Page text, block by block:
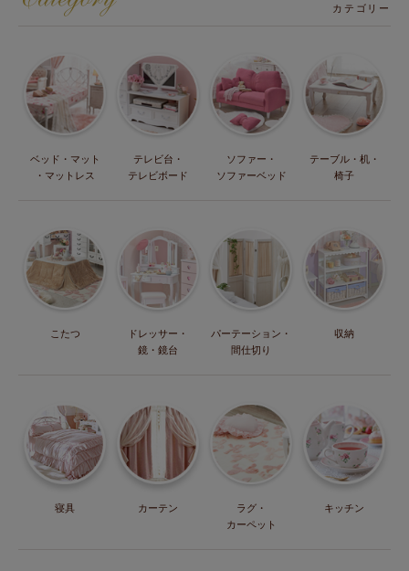
カテゴリー
ベッド・マット
・マットレス
テレビ台・
テレビボード
ソファー・
ソファーベッド
テーブル・机・
椅子
こたつ
ドレッサー・
鏡・鏡台
パーテーション・
間仕切り
収納
寝具 カーテン
ラグ・
カーペット
キッチン